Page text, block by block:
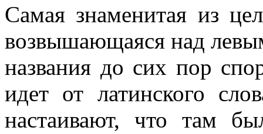
Самая знаменитая из
возвышающаяся над
названия до сих пор
идет от латинского
настаивают, что там